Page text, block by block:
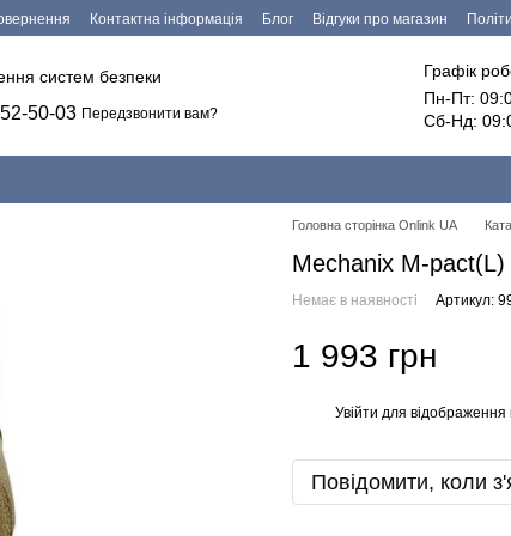
Контактна інформація Блог Відгуки про магазин
систем безпеки
50-03 Передзвонити вам?
Графік
Пн-Пт:
Сб-Нд:
Головна сторінка Onlink UA
Mechanix M-pact(L)
Немає в наявності Артикул:
1 993 грн
Увійти для відображення
Повідомити, коли